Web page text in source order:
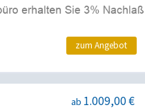
zum Angebot
ab 1.009,00 €